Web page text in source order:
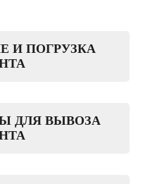
И ПОГРУЗКА
ДЛЯ ВЫВОЗА